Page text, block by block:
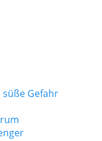
süße Gefahr